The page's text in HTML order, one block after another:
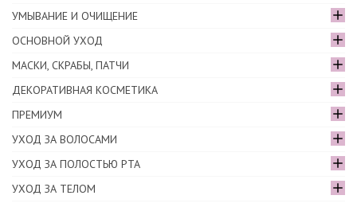
УМЫВАНИЕ И ОЧИЩЕНИЕ
ОСНОВНОЙ УХОД
МАСКИ, СКРАБЫ, ПАТЧИ
ДЕКОРАТИВНАЯ КОСМЕТИКА
ПРЕМИУМ
УХОД ЗА ВОЛОСАМИ
УХОД ЗА ПОЛОСТЬЮ РТА
УХОД ЗА ТЕЛОМ